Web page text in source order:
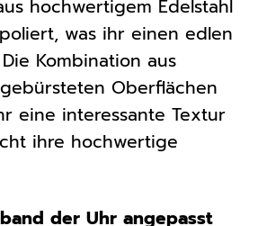
hochwertigem Edelstahl
was ihr einen edlen
Kombination aus
Oberflächen
eine interessante Textur
ihre hochwertige
der Uhr angepasst